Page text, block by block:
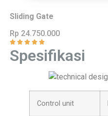
Sliding Gate
Rp 24.750.000
Spesifikasi
Control unit